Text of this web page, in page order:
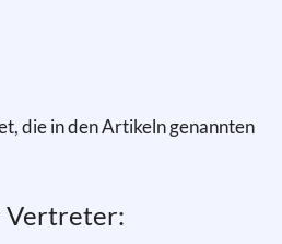
die in den Artikeln genannten
Vertreter: